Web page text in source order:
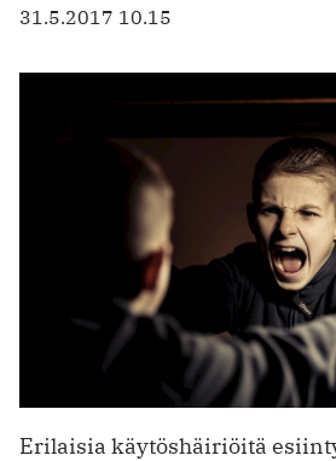
31.5.2017 10.15
Erilaisia käytöshäiriöitä